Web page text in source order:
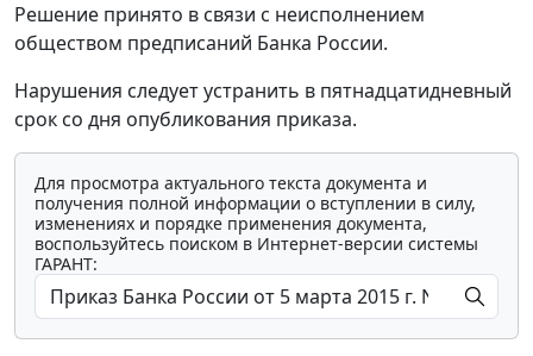
Решение принято в связи с неисполнением
обществом предписаний Банка России.
Нарушения следует устранить в пятнадцатидневный
срок со дня опубликования приказа.
Для просмотра актуального текста документа и
получения полной информации о вступлении в силу,
изменениях и порядке применения документа,
воспользуйтесь поиском в Интернет-версии системы
ГАРАНТ: